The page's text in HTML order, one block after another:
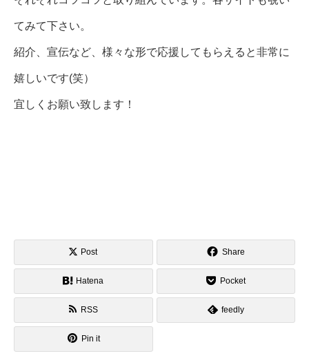
てみて下さい。
紹介、宣伝など、様々な形で応援してもらえると非常に
嬉しいです(笑）
宜しくお願い致します！
Post Share
Hatena Pocket
RSS feedly
Pin it